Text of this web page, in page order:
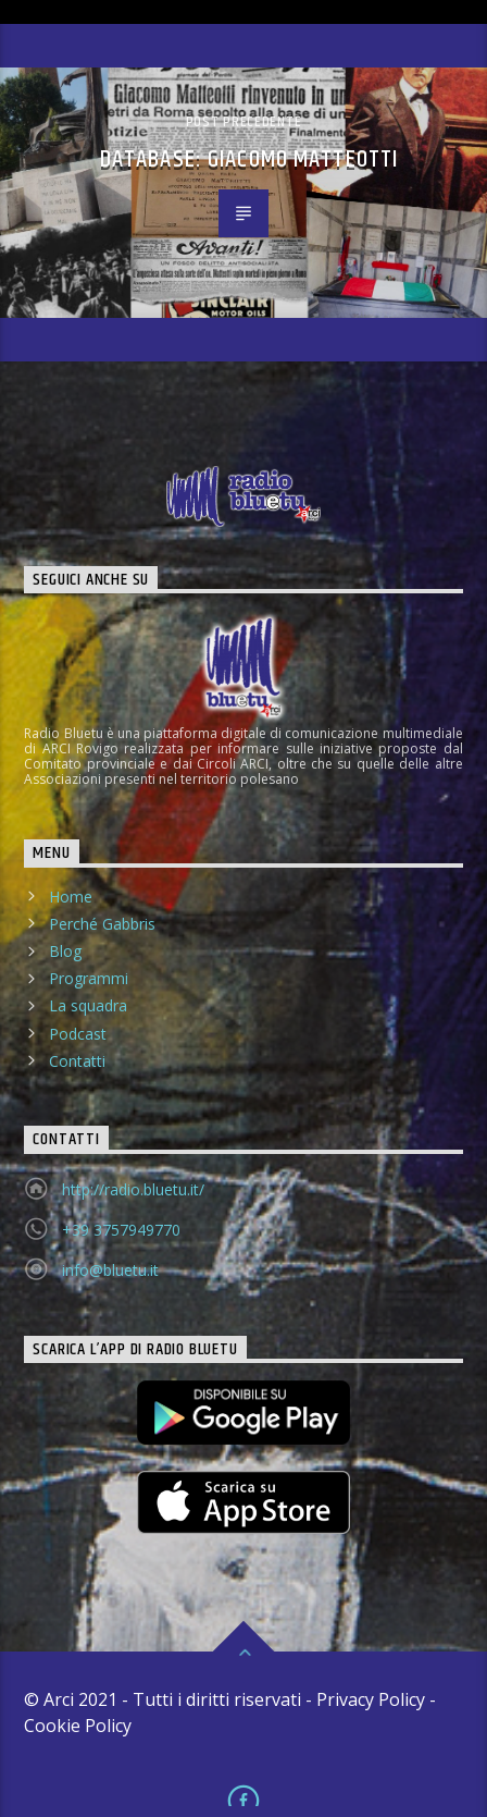
POST PRECEDENTE
DATABASE: GIACOMO MATTEOTTI
SEGUICI ANCHE SU
Radio Bluetu è una piattaforma digitale di comunicazione multimediale
di ARCI Rovigo realizzata per informare sulle iniziative proposte dal
Comitato provinciale e dai Circoli ARCI, oltre che su quelle delle altre
Associazioni presenti nel territorio polesano
MENU
Home
Perché Gabbris
Blog
Programmi
La squadra
Podcast
Contatti
CONTATTI
http://radio.bluetu.it/
+39 3757949770
info@bluetu.it
SCARICA L’APP DI RADIO BLUETU
© Arci 2021 - Tutti i diritti riservati - Privacy Policy -
Cookie Policy